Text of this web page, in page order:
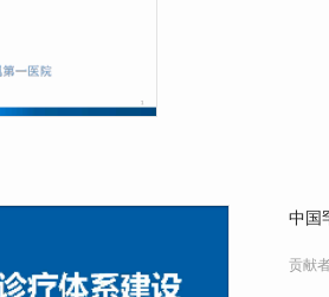
中国
贡献